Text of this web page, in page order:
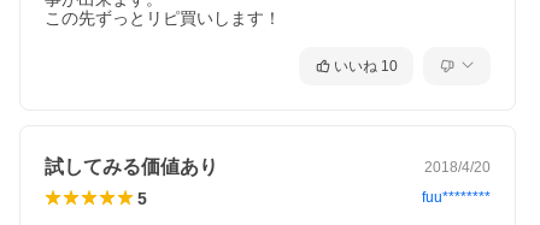
この先ずっとリピ買いします！
いいね 10
試してみる価値あり 2018/4/20
5 fuu********